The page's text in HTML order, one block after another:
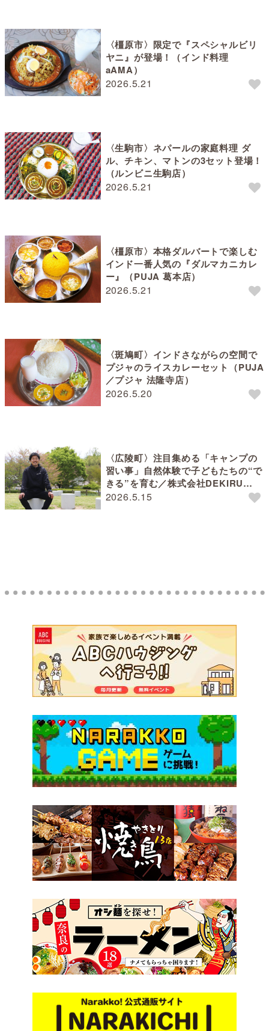
2026.5.21
〈橿原市〉限定で『スペシャルビリ
ヤニ』が登場！（インド料理
aAMA）
2026.5.21
〈生駒市〉ネパールの家庭料理 ダ
ル、チキン、マトンの3セット登場！
（ルンビニ生駒店）
2026.5.21
〈橿原市〉本格ダルバートで楽しむ
インド一番人気の『ダルマカニカレ
ー』（PUJA 葛本店）
2026.5.20
〈斑鳩町〉インドさながらの空間で
プジャのライスカレーセット（PUJA
／プジャ 法隆寺店）
2026.5.15
〈広陵町〉注目集める「キャンプの
習い事」自然体験で子どもたちの“で
きる”を育む／株式会社DEKIRU
WORKS 阪本良介さん